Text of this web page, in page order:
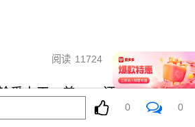
阅读 11724 07-31
番上天，美F-47还在PPT画鸭
0 0